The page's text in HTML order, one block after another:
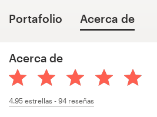
Portafolio Acerca de
Acerca de
4.95 estrellas - 94 reseñas
diseño
Concursos de diseño